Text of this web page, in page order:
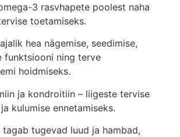
3 rasvhapete poolest naha
toetamiseks.
hea nägemise, seedimise,
funktsiooni ning terve
hoidmiseks.
ja kondroitiin – liigeste tervise
kulumise ennetamiseks.
tagab tugevad luud ja hambad,